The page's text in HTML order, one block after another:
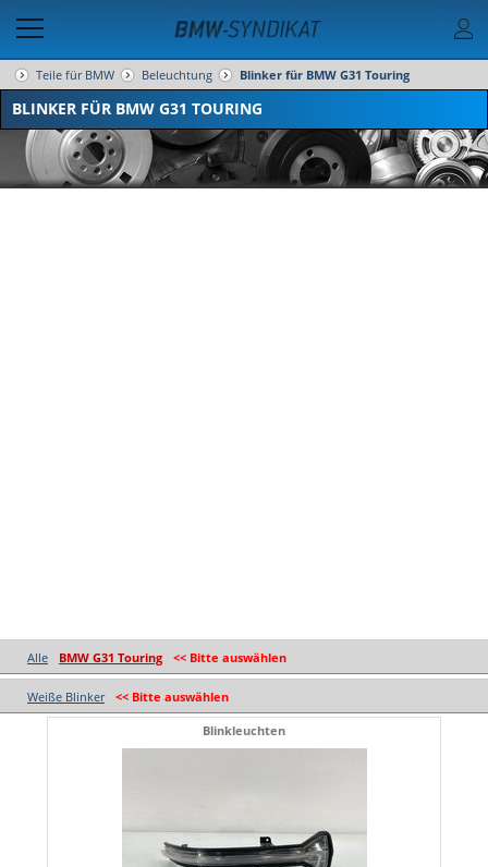
Teile für BMW Beleuchtung Blinker für BMW G31 Touring
BLINKER FÜR BMW G31 TOURING
Alle BMW G31 Touring << Bitte auswählen
Weiße Blinker << Bitte auswählen
Blinkleuchten